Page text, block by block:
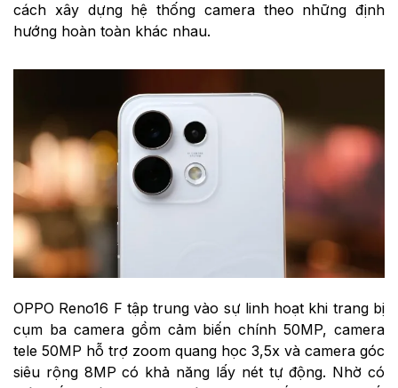
cách xây dựng hệ thống camera theo những định
hướng hoàn toàn khác nhau.
OPPO Reno16 F tập trung vào sự linh hoạt khi trang bị
cụm ba camera gồm cảm biến chính 50MP, camera
tele 50MP hỗ trợ zoom quang học 3,5x và camera góc
siêu rộng 8MP có khả năng lấy nét tự động. Nhờ có